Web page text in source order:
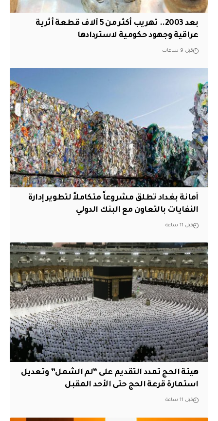
بعد 2003.. تهريب أكثر من 5 آلاف قطعة أثرية
عراقية وجهود حكومية لاستردادها
قبل 9 ساعات
أمانة بغداد تطلق مشروعاً متكاملاً لتطوير إدارة
النفايات بالتعاون مع البنك الدولي
قبل 11 ساعة
هيئة الحج تمدد التقديم على “لم الشمل” وتعديل
استمارة قرعة الحج حتى الأحد المقبل
قبل 11 ساعة